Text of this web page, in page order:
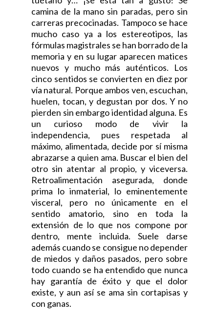
camina de la mano sin paradas, pero sin
carreras precocinadas. Tampoco se hace
mucho caso ya a los estereotipos, las
fórmulas magistrales se han borrado de la
memoria y en su lugar aparecen matices
nuevos y mucho más auténticos. Los
cinco sentidos se convierten en diez por
vía natural. Porque ambos ven, escuchan,
huelen, tocan, y degustan por dos. Y no
pierden sin embargo identidad alguna. Es
un curioso modo de vivir la
independencia, pues respetada al
máximo, alimentada, decide por sí misma
abrazarse a quien ama. Buscar el bien del
otro sin atentar al propio, y viceversa.
Retroalimentación asegurada, donde
prima lo inmaterial, lo eminentemente
visceral, pero no únicamente en el
sentido amatorio, sino en toda la
extensión de lo que nos compone por
dentro, mente incluida. Suele darse
además cuando se consigue no depender
de miedos y daños pasados, pero sobre
todo cuando se ha entendido que nunca
hay garantía de éxito y que el dolor
existe, y aun así se ama sin cortapisas y
con ganas.